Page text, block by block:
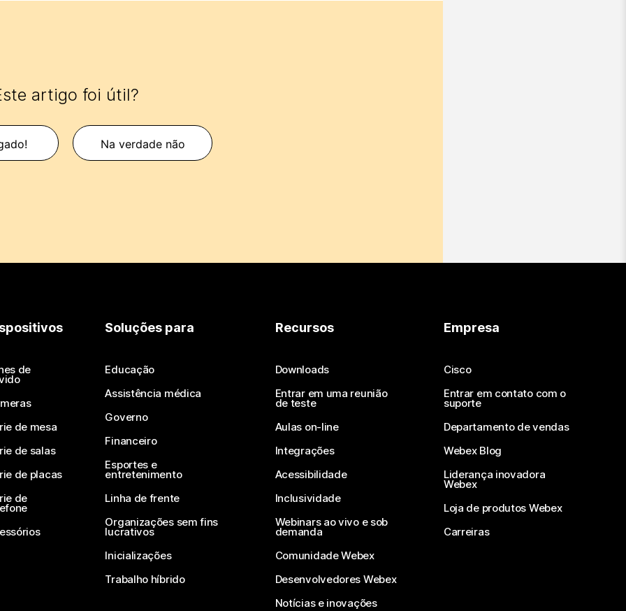
artigo foi útil?
Na verdade não
de
de mesa
de salas
de placas
de
Soluções para
Educação
Assistência médica
Governo
Financeiro
Esportes e
entretenimento
Linha de frente
Organizações sem fins
lucrativos
Inicializações
Trabalho híbrido
Recursos
Downloads
Entrar em uma reunião
de teste
Aulas on-line
Integrações
Acessibilidade
Inclusividade
Webinars ao vivo e sob
demanda
Comunidade Webex
Desenvolvedores Webex
Notícias e inovações
Empresa
Cisco
Entrar em contato com o
suporte
Departamento de vendas
Webex Blog
Liderança inovadora
Webex
Loja de produtos Webex
Carreiras